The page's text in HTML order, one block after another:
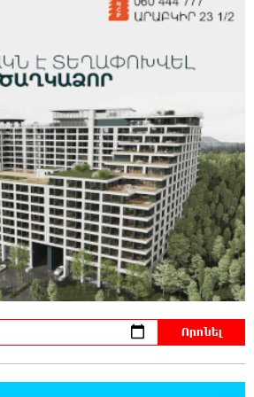
վարույթ, պատմության մեջ
Հայաստան»-ը լքեց ԱԺ դահլիճը՝
դատավարությանը
7-08-2026
Ղազարյան, ցույց տվե՜ք այն էջը,
գրված է Ուժեղ Հայաստանի անունը,
էջ այդ զեկույցում գոյություն
Ղազարյանի հայտարարության